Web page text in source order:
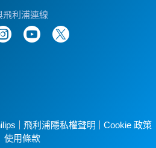
飛利浦連線
飛利浦隱私權聲明
Cookie 政策
使用條款